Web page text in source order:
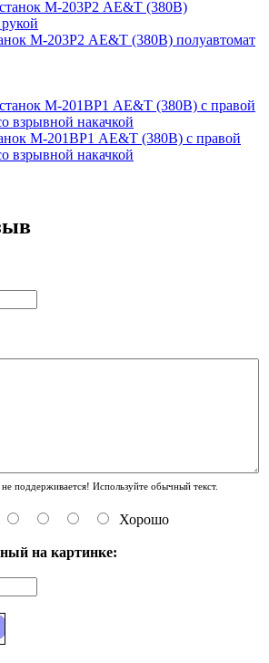
М-203Р2 AE&T (380В) полуавтомат
M-201ВР1 AE&T (380В) с правой
взрывной накачкой
поддерживается! Используйте обычный текст.
Хорошо
на картинке: